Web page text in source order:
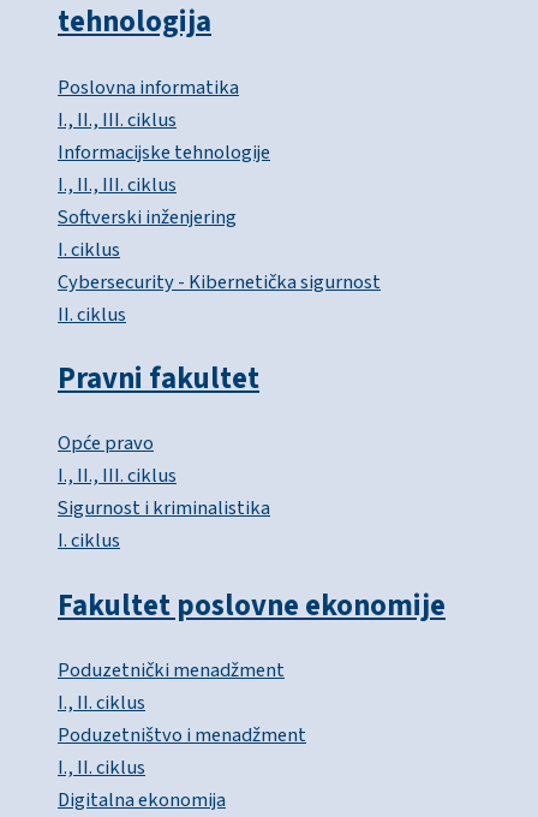
tehnologija
Poslovna informatika
I., II., III. ciklus
Informacijske tehnologije
I., II., III. ciklus
Softverski inženjering
I. ciklus
Cybersecurity - Kibernetička sigurnost
II. ciklus
Pravni fakultet
Opće pravo
I., II., III. ciklus
Sigurnost i kriminalistika
I. ciklus
Fakultet poslovne ekonomije
Poduzetnički menadžment
I., II. ciklus
Poduzetništvo i menadžment
I., II. ciklus
Digitalna ekonomija